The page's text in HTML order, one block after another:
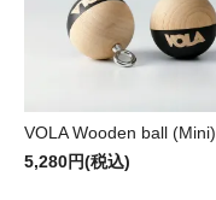
VOLA Wooden ball (Mini)
5,280円(税込)